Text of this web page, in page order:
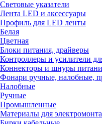
Световые указатели
Лента LED и аксессуары
Профиль для LED ленты
Белая
Цветная
Блоки питания, драйверы
Контроллеры и усилители
Коннекторы и шнуры
Фонари ручные, налобные,
Налобные
Ручные
Промышленные
Материалы для